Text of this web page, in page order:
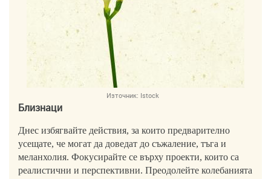
Източник: Istock
Близнаци
Днес избягвайте действия, за които предварително
усещате, че могат да доведат до съжаление, тъга и
меланхолия. Фокусирайте се върху проекти, които са
реалистични и перспективни. Преодолейте колебанията